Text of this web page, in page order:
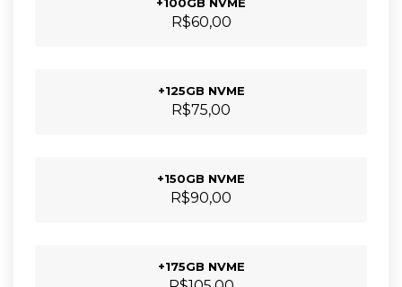
R$60,00
+125GB NVME
R$75,00
+150GB NVME
R$90,00
+175GB NVME